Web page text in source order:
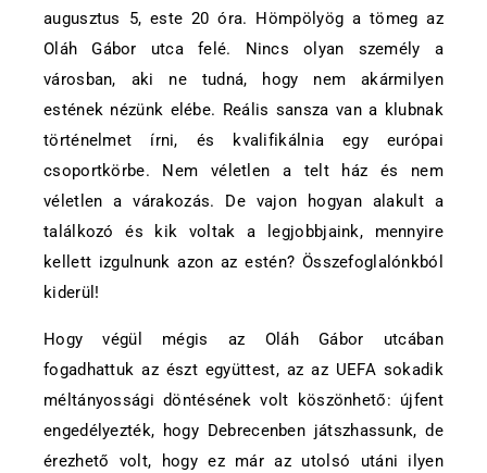
augusztus 5, este 20 óra. Hömpölyög a tömeg az
Oláh Gábor utca felé. Nincs olyan személy a
városban, aki ne tudná, hogy nem akármilyen
estének nézünk elébe. Reális sansza van a klubnak
történelmet írni, és kvalifikálnia egy európai
csoportkörbe. Nem véletlen a telt ház és nem
véletlen a várakozás. De vajon hogyan alakult a
találkozó és kik voltak a legjobbjaink, mennyire
kellett izgulnunk azon az estén? Összefoglalónkból
kiderül!
Hogy végül mégis az Oláh Gábor utcában
fogadhattuk az észt együttest, az az UEFA sokadik
méltányossági döntésének volt köszönhető: újfent
engedélyezték, hogy Debrecenben játszhassunk, de
érezhető volt, hogy ez már az utolsó utáni ilyen